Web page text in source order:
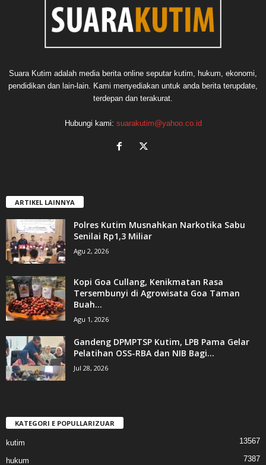
Suara Kutim adalah media berita online seputar kutim, hukum, ekonomi,
pendidikan dan lain-lain. Kami menyediakan untuk anda berita terupdate,
terdepan dan terakurat.
Hubungi kami: suarakutim@yahoo.co.id
ARTIKEL LAINNYA
Polres Kutim Musnahkan Narkotika Sabu
Senilai Rp1,3 Miliar
Agu 2, 2026
Kopi Goa Cullang, Kenikmatan Rasa
Tersembunyi di Agrowisata Goa Taman
Buah...
Agu 1, 2026
Gandeng DPMPTSP Kutim, LPB Pama Gelar
Pelatihan OSS-RBA dan NIB Bagi...
Jul 28, 2026
KATEGORI E POPULLARIZUAR
kutim 13567
hukum 7387